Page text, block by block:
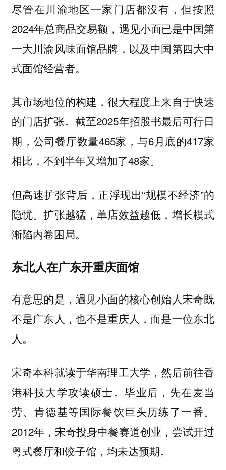
尽管在川渝地区一家门店都没有，但按照
2024年总商品交易额，遇见小面已是中国第
一大川渝风味面馆品牌，以及中国第四大中
式面馆经营者。
其市场地位的构建，很大程度上来自于快速
的门店扩张。截至2025年招股书最后可行日
期，公司餐厅数量465家，与6月底的417家
相比，不到半年又增加了48家。
但高速扩张背后，正浮现出“规模不经济”的
隐忧。扩张越猛，单店效益越低，增长模式
渐陷内卷困局。
东北人在广东开重庆面馆
有意思的是，遇见小面的核心创始人宋奇既
不是广东人，也不是重庆人，而是一位东北
人。
宋奇本科就读于华南理工大学，然后前往香
港科技大学攻读硕士。毕业后，先在麦当
劳、肯德基等国际餐饮巨头历练了一番。
2012年，宋奇投身中餐赛道创业，尝试开过
粤式餐厅和饺子馆，均未达预期。